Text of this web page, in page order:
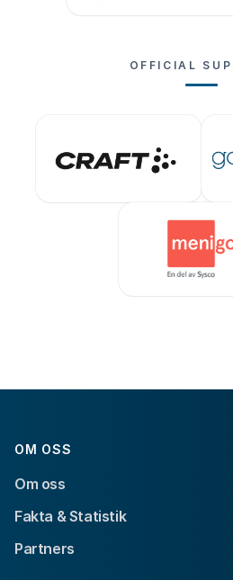
OFFICIAL
OM OSS
Om oss
Fakta & Statistik
Partners